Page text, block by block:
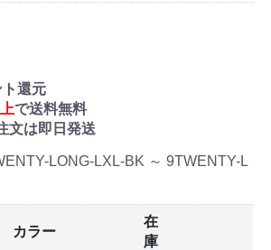
還元
で送料無料
文は即日発送
LONG-LXL-BK ～ 9TWENTY-L
カラー
在
庫